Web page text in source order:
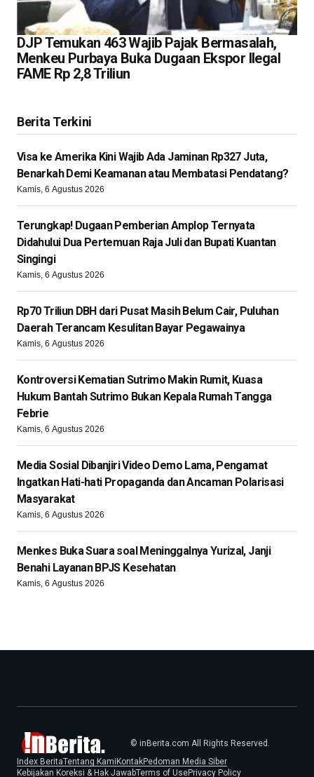
DJP Temukan 463 Wajib Pajak Bermasalah,
Menkeu Purbaya Buka Dugaan Ekspor Ilegal
FAME Rp 2,8 Triliun
Berita Terkini
Visa ke Amerika Kini Wajib Ada Jaminan Rp327 Juta,
Benarkah Demi Keamanan atau Membatasi Pendatang?
Kamis, 6 Agustus 2026
Terungkap! Dugaan Pemberian Amplop Ternyata
Didahului Dua Pertemuan Raja Juli dan Bupati Kuantan
Singingi
Kamis, 6 Agustus 2026
Rp70 Triliun DBH dari Pusat Masih Belum Cair, Puluhan
Daerah Terancam Kesulitan Bayar Pegawainya
Kamis, 6 Agustus 2026
Kontroversi Kematian Sutrimo Makin Rumit, Kuasa
Hukum Bantah Sutrimo Bukan Kepala Rumah Tangga
Febrie
Kamis, 6 Agustus 2026
Media Sosial Dibanjiri Video Demo Lama, Pengamat
Ingatkan Hati-hati Propaganda dan Ancaman Polarisasi
Masyarakat
Kamis, 6 Agustus 2026
Menkes Buka Suara soal Meninggalnya Yurizal, Janji
Benahi Layanan BPJS Kesehatan
Kamis, 6 Agustus 2026
© inBerita.com All Rights Reserved.
Index BeritaTentang Kami KontakPedoman Media Siber
Kebijakan Koreksi & Hak JawabTerms of UsePrivacy Policy